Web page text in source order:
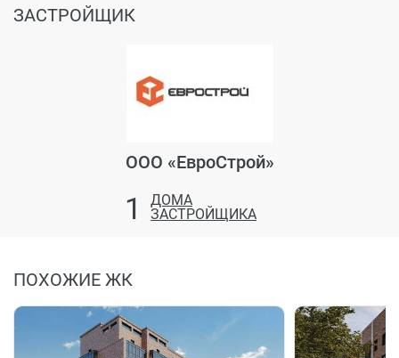
ЗАСТРОЙЩИК
ООО «ЕвроСтрой»
1
ДОМА
ЗАСТРОЙЩИКА
ПОХОЖИЕ ЖК